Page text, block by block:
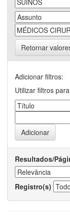
Retornar
Adicionar filtros:
Utilizar filtros
Resultados/
Registro(s)